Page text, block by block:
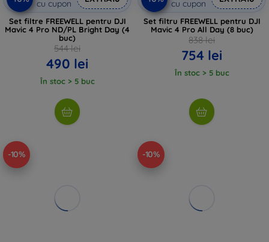
cu cupon
Set filtre FREEWELL pentru DJI
Mavic 4 Pro ND/PL Bright Day (4
buc)
544 lei
490 lei
În stoc > 5 buc
cu cupon
Set filtru FREEWELL pentru DJI
Mavic 4 Pro All Day (8 buc)
838 lei
754 lei
În stoc > 5 buc
-10% -10%